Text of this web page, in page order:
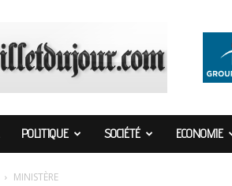
POLITIQUE SOCIÉTÉ ECONOMIE
MINISTÈRE